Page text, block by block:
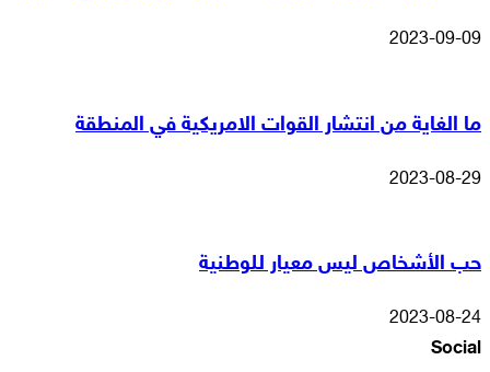
2023-09-09
ما الغاية من انتشار القوات الامريكية في المنطقة
2023-08-29
حب الأشخاص ليس معيار للوطنية
2023-08-24
Social